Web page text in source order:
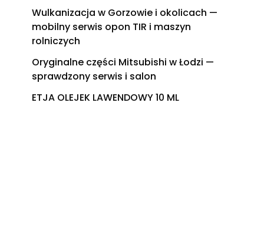
Wulkanizacja w Gorzowie i okolicach —
mobilny serwis opon TIR i maszyn
rolniczych
Oryginalne części Mitsubishi w Łodzi —
sprawdzony serwis i salon
ETJA OLEJEK LAWENDOWY 10 ML